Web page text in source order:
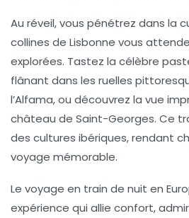
Au réveil, vous pénétrez dans la
collines de Lisbonne vous
explorées. Tastez la célèbre
flânant dans les ruelles
l’Alfama, ou découvrez la vue
château de Saint-Georges. Ce
des cultures ibériques, rendant
voyage mémorable.
Le voyage en train de nuit en
expérience qui allie confort,